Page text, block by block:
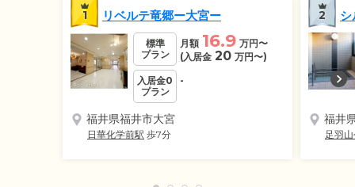
1 リベルテ竜郷ー大宮ー
標準
プラン
月額 16.9 万円〜
(入居金 20 万円〜)
入居金0
プラン
-
福井県福井市大宮
日華化学前駅 歩7分
2
福井
足羽